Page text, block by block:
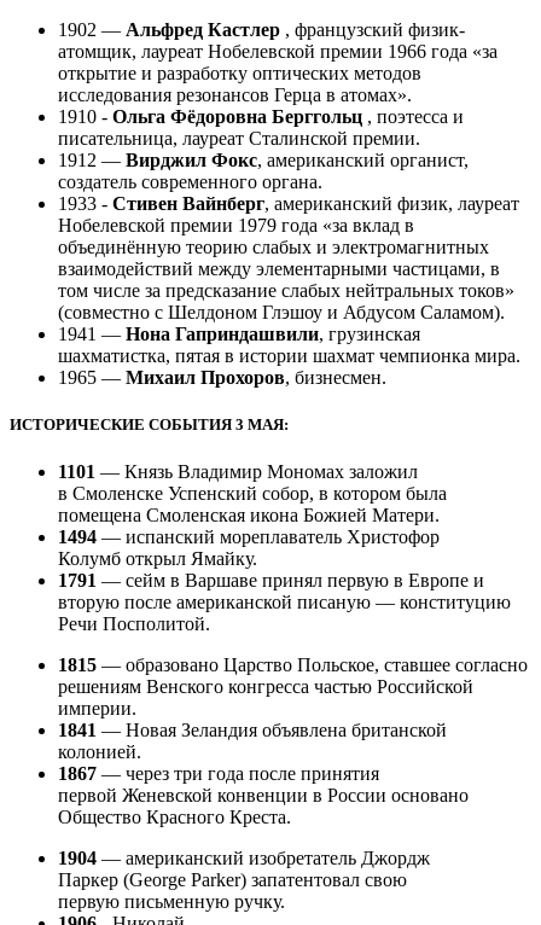
1902 — Альфред Кастлер , французский физик-
атомщик, лауреат Нобелевской премии 1966 года «за
открытие и разработку оптических методов
исследования резонансов Герца в атомах».
1910 - Ольга Фёдоровна Берггольц , поэтесса и
писательница, лауреат Сталинской премии.
1912 — Вирджил Фокс, американский органист,
создатель современного органа.
1933 - Стивен Вайнберг, американский физик, лауреат
Нобелевской премии 1979 года «за вклад в
объединённую теорию слабых и электромагнитных
взаимодействий между элементарными частицами, в
том числе за предсказание слабых нейтральных токов»
(совместно с Шелдоном Глэшоу и Абдусом Саламом).
1941 — Нона Гаприндашвили, грузинская
шахматистка, пятая в истории шахмат чемпионка мира.
1965 — Михаил Прохоров, бизнесмен.
ИСТОРИЧЕСКИЕ СОБЫТИЯ 3 МАЯ:
1101 — Князь Владимир Мономах заложил
в Смоленске Успенский собор, в котором была
помещена Смоленская икона Божией Матери.
1494 — испанский мореплаватель Христофор
Колумб открыл Ямайку.
1791 — сейм в Варшаве принял первую в Европе и
вторую после американской писаную — конституцию
Речи Посполитой.
1815 — образовано Царство Польское, ставшее согласно
решениям Венского конгресса частью Российской
империи.
1841 — Новая Зеландия объявлена британской
колонией.
1867 — через три года после принятия
первой Женевской конвенции в России основано
Общество Красного Креста.
1904 — американский изобретатель Джордж
Паркер (George Parker) запатентовал свою
первую письменную ручку.